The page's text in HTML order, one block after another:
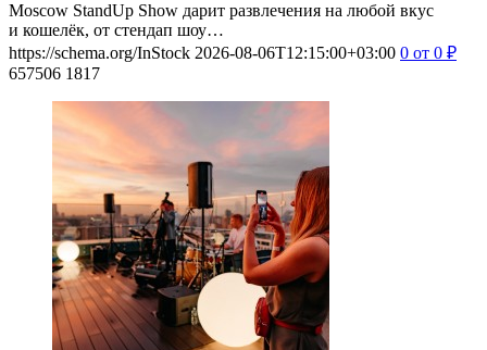
Moscow StandUp Show дарит развлечения на любой вкус
и кошелёк, от стендап шоу…
https://schema.org/InStock 2026-08-06T12:15:00+03:00 0 от 0 ₽
657506 1817